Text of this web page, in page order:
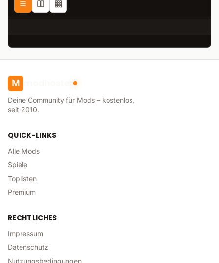
M
Deine Community für Mods – kostenlos,
seit 2010.
QUICK-LINKS
Alle Mods
Spiele
Toplisten
Premium
RECHTLICHES
Impressum
Datenschutz
Nutzungsbedingungen